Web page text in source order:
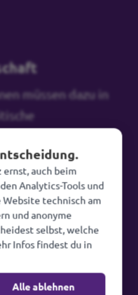
müssen dazu in
über
Politik zu nehmen
auszuüben.
ernst, auch beim
Analytics-Tools und
Website technisch am
und anonyme
selbst, welche
Infos findest du in
Alle ablehnen